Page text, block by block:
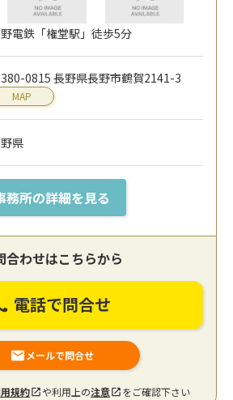
電鉄「権堂駅」徒歩5分
0815 長野県長野市鶴賀2141-3
MAP
県
務所の詳細を見る
合わせはこちらから
電話で問合せ
メールで問合せ
規約 や利用上の注意 をご確認下さい